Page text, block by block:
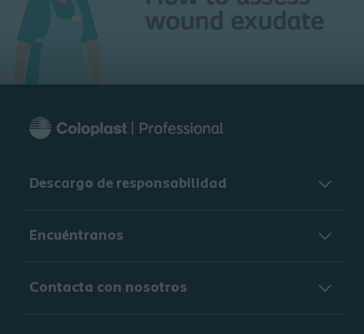
Descargo de responsabilidad
Encuéntranos
Contacta con nosotros